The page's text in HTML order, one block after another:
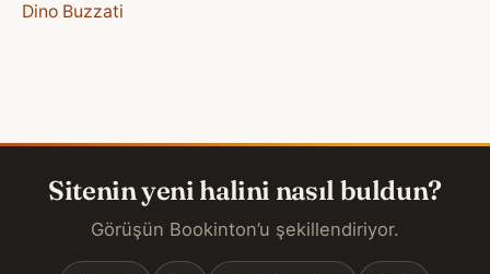
Dino Buzzati
Sitenin yeni halini nasıl buldun?
Görüşün Bookinton’u şekillendiriyor.